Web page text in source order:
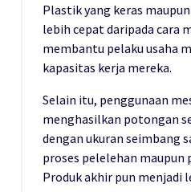
Plastik yang keras
lebih cepat daripada cara
membantu pelaku usaha
kapasitas kerja mereka.
Selain itu, penggunaan
menghasilkan potongan
dengan ukuran seimbang
proses pelelehan maupun
Produk akhir pun menjadi